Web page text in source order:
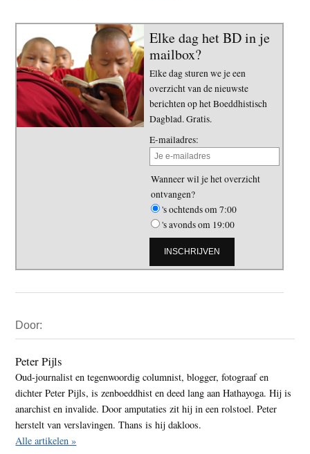
Elke dag het BD in je
mailbox?
Elke dag sturen we je een
overzicht van de nieuwste
berichten op het Boeddhistisch
Dagblad. Gratis.
E-mailadres:
Wanneer wil je het overzicht
ontvangen?
's ochtends om 7:00
's avonds om 19:00
Sidebar
Door:
Peter Pijls
Oud-journalist en tegenwoordig columnist, blogger, fotograaf en
dichter Peter Pijls, is zenboeddhist en deed lang aan Hathayoga. Hij is
anarchist en invalide. Door amputaties zit hij in een rolstoel. Peter
herstelt van verslavingen. Thans is hij dakloos.
Alle artikelen »